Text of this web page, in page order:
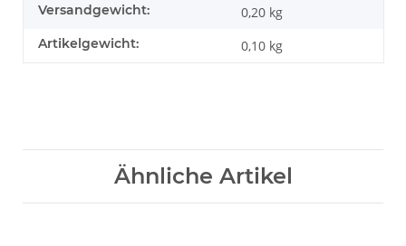
Versandgewicht: 0,20 kg
Artikelgewicht: 0,10 kg
Ähnliche Artikel